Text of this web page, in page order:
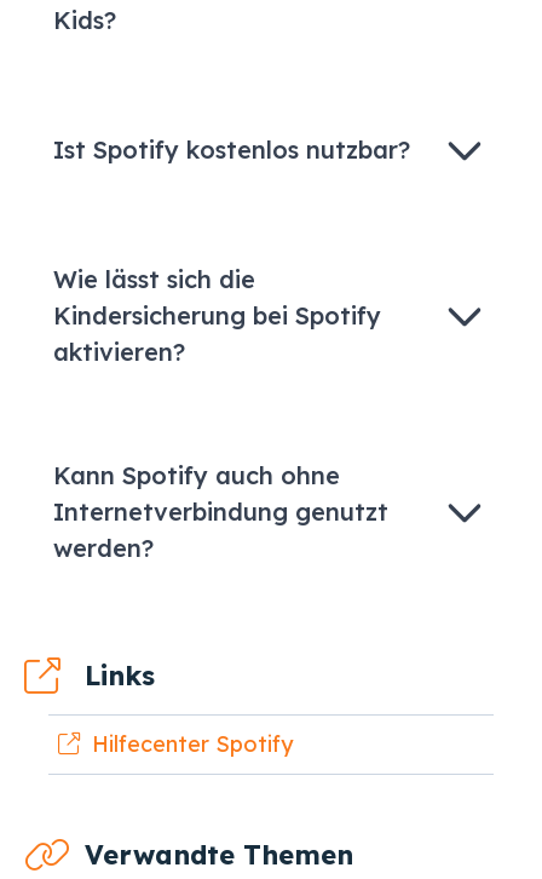
Kids?
Ist Spotify kostenlos nutzbar?
Wie lässt sich die
Kindersicherung bei Spotify
aktivieren?
Kann Spotify auch ohne
Internetverbindung genutzt
werden?
Links
Hilfecenter Spotify
Verwandte Themen